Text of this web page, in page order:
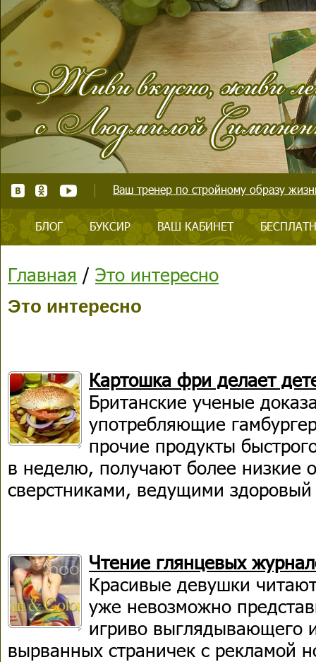
Ваш тренер по стройному образу
БЛОГ БУКСИР ВАШ КАБИНЕТ
Главная / Это интересно
Это интересно
Картошка фри делает
Британские ученые
употребляющие
прочие продукты
в неделю, получают более низкие
сверстниками, ведущими
Чтение глянцевых
Красивые девушки
уже невозможно
игриво выглядывающего
вырванных страничек с рекламой